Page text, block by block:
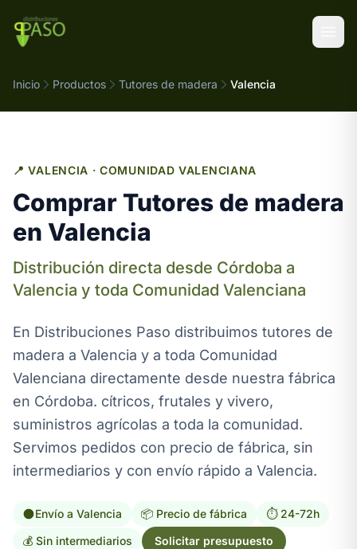
Inicio Productos Tutores de madera Valencia
📍 VALENCIA · COMUNIDAD VALENCIANA
Comprar Tutores de madera
en Valencia
Distribución directa desde Córdoba a
Valencia y toda Comunidad Valenciana
En Distribuciones Paso distribuimos tutores de
madera a Valencia y a toda Comunidad
Valenciana directamente desde nuestra fábrica
en Córdoba. cítricos, frutales y vivero,
suministros agrícolas a toda la comunidad.
Servimos pedidos con precio de fábrica, sin
intermediarios y con envío rápido a Valencia.
Envío a Valencia 📦 Precio de fábrica
⏱️ 24-72h
💰 Sin intermediarios
Solicitar presupuesto